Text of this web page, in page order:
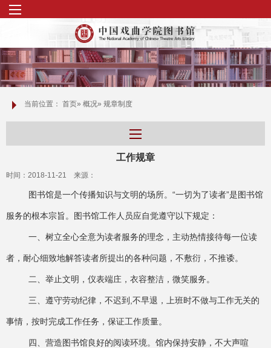
当前位置： 首页» 概况» 规章制度
工作规章
时间：2018-11-21 来源：
图书馆是一个传播知识与文明的场所。“一切为了读者”是图书馆
服务的根本宗旨。图书馆工作人员应自觉遵守以下规定：
一、树立全心全意为读者服务的理念，主动热情接待每一位读
者，耐心细致地解答读者所提出的各种问题，不敷衍，不推诿。
二、举止文明，仪表端庄，衣容整洁，微笑服务。
三、遵守劳动纪律，不迟到,不早退，上班时不做与工作无关的
事情，按时完成工作任务，保证工作质量。
四、营造图书馆良好的阅读环境。馆内保持安静，不大声喧